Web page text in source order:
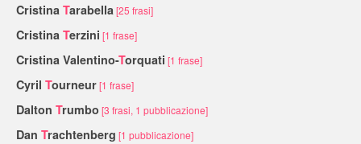
Cristina Tarabella [25 frasi]
Cristina Terzini [1 frase]
Cristina Valentino-Torquati [1 frase]
Cyril Tourneur[1 frase]
Dalton Trumbo [3 frasi, 1 pubblicazione]
Dan Trachtenberg [1 pubblicazione]